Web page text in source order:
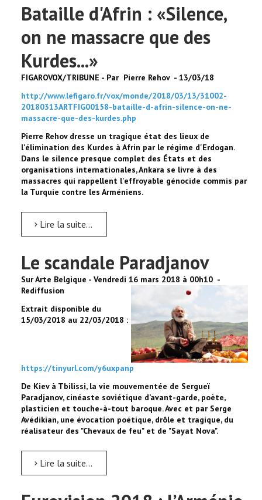
Bataille d'Afrin : «Silence,
on ne massacre que des
Kurdes...»
FIGAROVOX/TRIBUNE - Par Pierre Rehov - 13/03/18
http://www.lefigaro.fr/vox/monde/2018/03/13/31002-
20180313ARTFIG00158-bataille-d-afrin-silence-on-ne-
massacre-que-des-kurdes.php
Pierre Rehov dresse un tragique état des lieux de
l'élimination des Kurdes à Afrin par le régime d'Erdogan.
Dans le silence presque complet des États et des
organisations internationales, Ankara se livre à des
massacres qui rappellent l'effroyable génocide commis par
la Turquie contre les Arméniens.
Lire la suite...
Le scandale Paradjanov
Sur Arte Belgique - Vendredi 16 mars 2018 à 00h10 -
Rediffusion
Extrait disponible du
15/03/2018 au 22/03/2018 :
https://tinyurl.com/y6uxpanp
De Kiev à Tbilissi, la vie mouvementée de Sergueï
Paradjanov, cinéaste soviétique d’avant-garde, poète,
plasticien et touche-à-tout baroque. Avec et par Serge
Avédikian, une évocation poétique, drôle et tragique, du
réalisateur des "Chevaux de feu" et de "Sayat Nova".
Lire la suite...